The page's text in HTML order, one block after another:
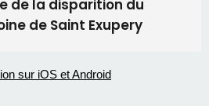
la Sainte-Marie et
end du tournoi du